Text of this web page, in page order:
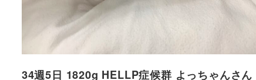
34週5日 1820g HELLP症候群 よっちゃんさん